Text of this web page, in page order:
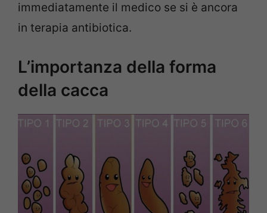
immediatamente il medico se si è ancora
in terapia antibiotica.
L’importanza della forma
della cacca